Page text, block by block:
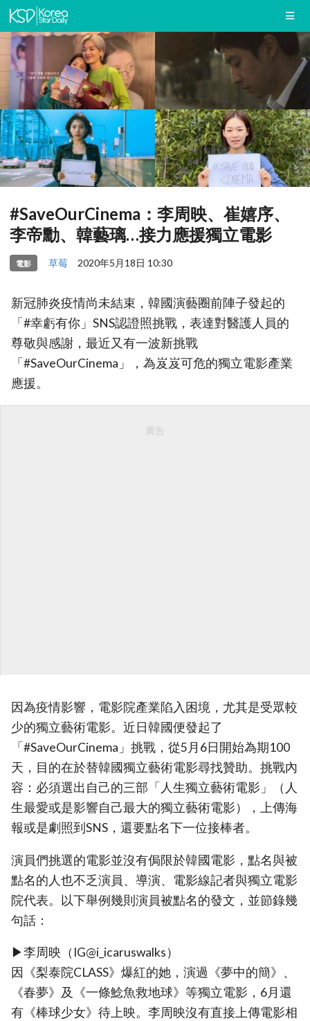
#SaveOurCinema：李周映、崔嬉序、
李帝勳、韓藝璃…接力應援獨立電影
電影 草莓 2020年5月18日 10:30
新冠肺炎疫情尚未結束，韓國演藝圈前陣子發起的
「#幸虧有你」SNS認證照挑戰，表達對醫護人員的
尊敬與感謝，最近又有一波新挑戰
「#SaveOurCinema」，為岌岌可危的獨立電影產業
應援。
廣告
因為疫情影響，電影院產業陷入困境，尤其是受眾較
少的獨立藝術電影。近日韓國便發起了
「#SaveOurCinema」挑戰，從5月6日開始為期100
天，目的在於替韓國獨立藝術電影尋找贊助。挑戰內
容：必須選出自己的三部「人生獨立藝術電影」（人
生最愛或是影響自己最大的獨立藝術電影），上傳海
報或是劇照到SNS，還要點名下一位接棒者。
演員們挑選的電影並沒有侷限於韓國電影，點名與被
點名的人也不乏演員、導演、電影線記者與獨立電影
院代表。以下舉例幾則演員被點名的發文，並節錄幾
句話：
▶李周映（IG@i_icaruswalks）
因《梨泰院CLASS》爆紅的她，演過《夢中的簡》、
《春夢》及《一條鯰魚救地球》等獨立電影，6月還
有《棒球少女》待上映。李周映沒有直接上傳電影相